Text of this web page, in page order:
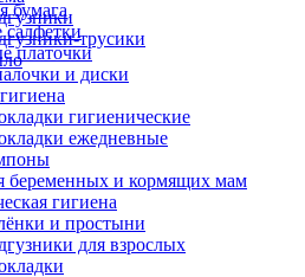
трусики
бумага
платочки
и диски
гигиенические
ежедневные
беременных и кормящих мам
гигиена
и простыни
для взрослых